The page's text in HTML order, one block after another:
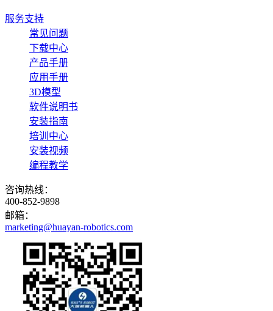
服务支持
常见问题
下载中心
产品手册
应用手册
3D模型
软件说明书
安装指南
培训中心
安装视频
编程教学
咨询热线：
400-852-9898
邮箱：
marketing@huayan-robotics.com